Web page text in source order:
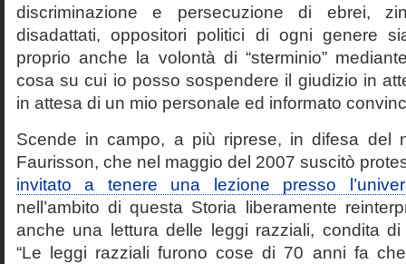
discriminazione e persecuzione di ebrei,
disadattati, oppositori politici di ogni genere
proprio anche la volontà di “sterminio”
cosa su cui io posso sospendere il giudizio in
in attesa di un mio personale ed informato
Scende in campo, a più riprese, in difesa del
Faurisson, che nel maggio del 2007 suscitò
invitato a tenere una lezione presso
nell’ambito di questa Storia liberamente
anche una lettura delle leggi razziali, condita di
“Le leggi razziali furono cose di 70 anni fa